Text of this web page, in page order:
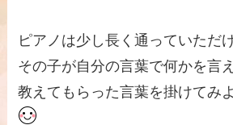
ピアノは少し長く通っていただ
その子が自分の言葉で何かを言
教えてもらった言葉を掛けてみ